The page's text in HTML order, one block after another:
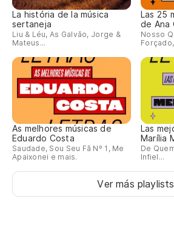
La história de la música
sertaneja
Liu & Léu, As Galvão, Jorge &
Mateus...
Las 25
de Ana
Nosso
As melhores músicas de
Eduardo Costa
Saudade, Sou Seu Fã Nº 1, Me
Apaixonei e mais.
Las
Marília
De
Infiel...
Ver más playlists